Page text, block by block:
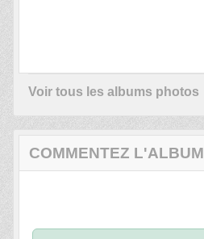
Voir tous les albums photos
COMMENTEZ L'ALBUM